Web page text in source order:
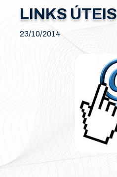
LINKS ÚTEIS
23/10/2014